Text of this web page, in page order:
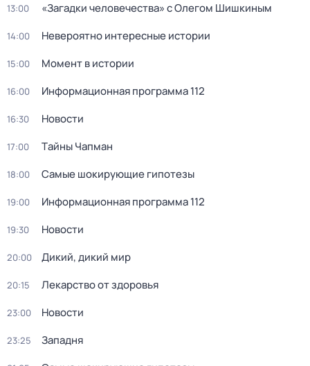
13:00 «Загадки человечества» с Олегом Шишкиным
14:00 Невероятно интересные истории
15:00 Момент в истории
16:00 Информационная программа 112
16:30 Новости
17:00 Тaйны Чапман
18:00 Самые шoкиpующие гипотезы
19:00 Информационная программа 112
19:30 Новости
20:00 Дикий, дикий мир
20:15 Лекарство от здоровья
23:00 Новости
23:25 Западня